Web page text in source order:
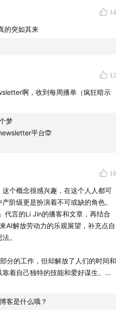
创始人，twitter@
。曾供
，投资过 Merit、Run the
Ventures 投资的公司包括
Economy and the Future
：Building for the Creator
电子邮件服务。
，是一个用户付费给名人录制
平台：
的视频：They defunded
want SubscribeStar
平台：
14
的突如其来
12
啊，收到每周播单（疯狂暗示
梦
平台🙊
10
个概念很感兴趣，在这个人人都可
阶级更是扮演着不可或缺的角色。
代言的Li Jin的播客和文章，再结合
AI解放劳动力的乐观展望，补充点自
。
分的工作，但却解放了人们的时间和
着自己独特的技能和爱好谋生。
帮助更多欠缺技术背景和没有粉丝基
客是什么哦？